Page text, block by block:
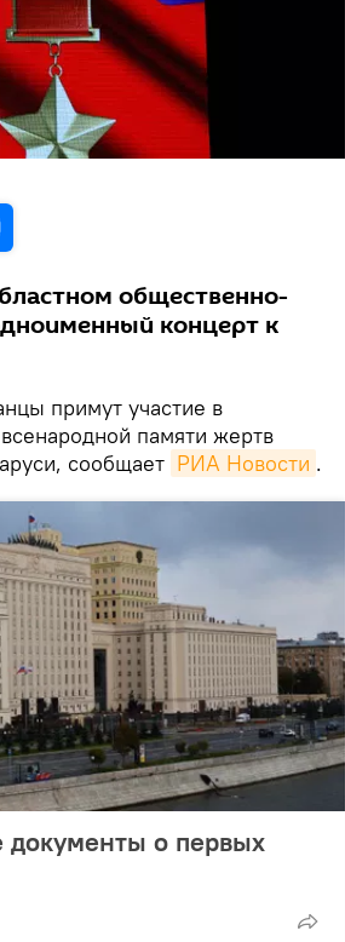
общественно-
концерт к
примут участие в
памяти жертв
сообщает РИА Новости .
документы о первых